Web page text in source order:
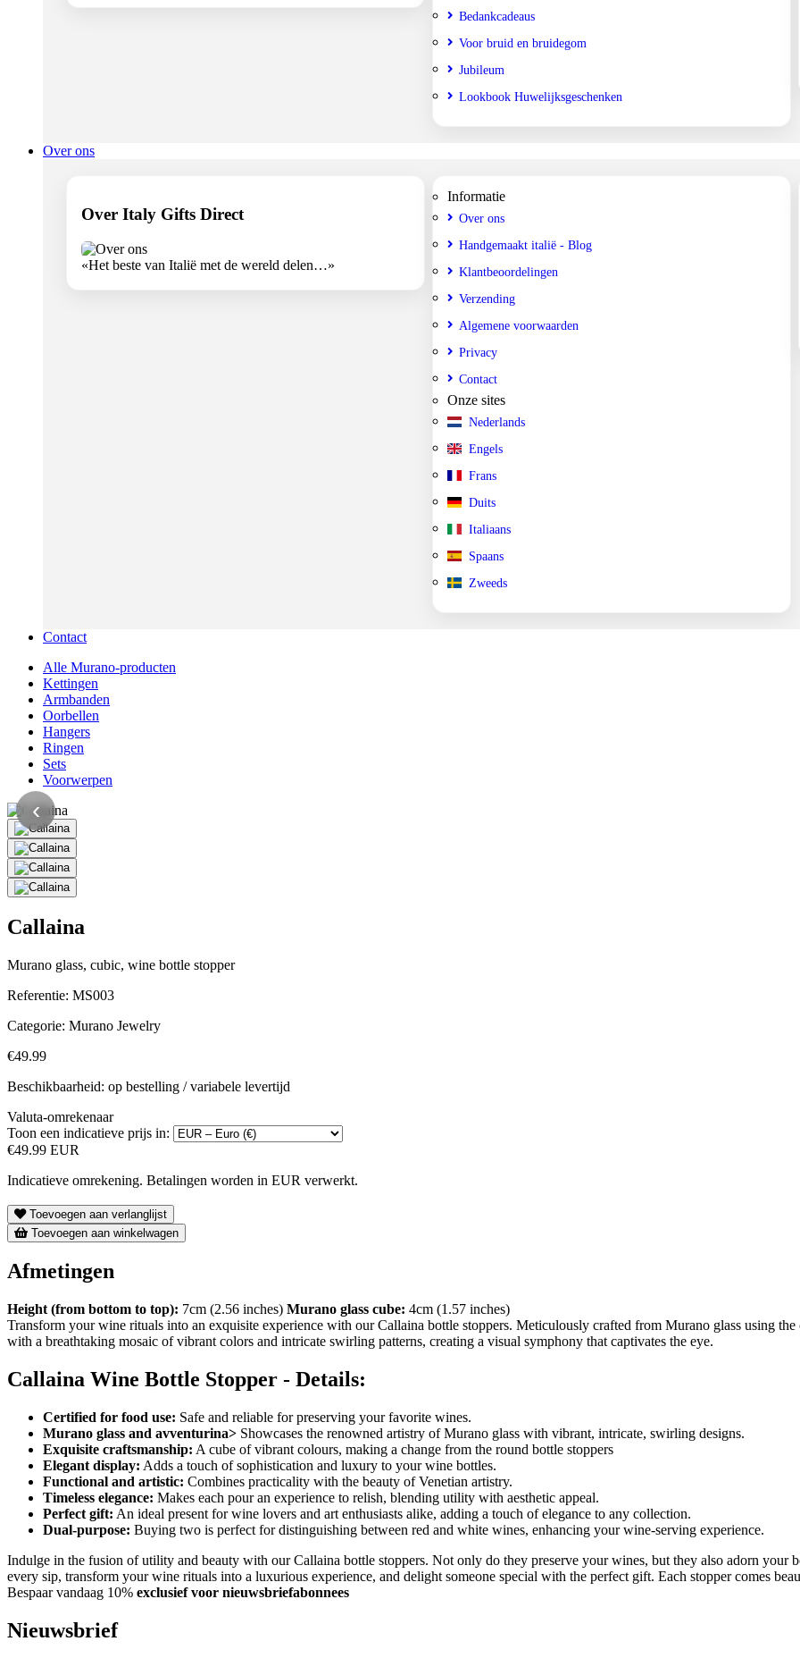
Bedankcadeaus
Voor bruid en bruidegom
Jubileum
Lookbook Huwelijksgeschenken
Over ons
Over Italy Gifts Direct
«Het beste van Italië met de wereld delen…»
Informatie
Over ons
Handgemaakt italië - Blog
Klantbeoordelingen
Verzending
Algemene voorwaarden
Privacy
Contact
Onze sites
Nederlands
Engels
Frans
Duits
Italiaans
Spaans
Zweeds
Contact
Alle Murano-producten
Kettingen
Armbanden
Oorbellen
Hangers
Ringen
Sets
Voorwerpen
‹
Callaina
Murano glass, cubic, wine bottle stopper
Referentie: MS003
Categorie: Murano Jewelry
€49.99
Beschikbaarheid: op bestelling / variabele levertijd
Valuta-omrekenaar
Toon een indicatieve prijs in:
€49.99 EUR
Indicatieve omrekening. Betalingen worden in EUR verwerkt.
Toevoegen aan verlanglijst
Toevoegen aan winkelwagen
Afmetingen
Height (from bottom to top): 7cm (2.56 inches) Murano glass cube: 4cm (1.57 inches)
Transform your wine rituals into an exquisite experience with our Callaina bottle stoppers. Meticulously crafted from Murano glass using
with a breathtaking mosaic of vibrant colors and intricate swirling patterns, creating a visual symphony that captivates the eye.
Callaina Wine Bottle Stopper - Details:
Certified for food use: Safe and reliable for preserving your favorite wines.
Murano glass and avventurina> Showcases the renowned artistry of Murano glass with vibrant, intricate, swirling designs.
Exquisite craftsmanship: A cube of vibrant colours, making a change from the round bottle stoppers
Elegant display: Adds a touch of sophistication and luxury to your wine bottles.
Functional and artistic: Combines practicality with the beauty of Venetian artistry.
Timeless elegance: Makes each pour an experience to relish, blending utility with aesthetic appeal.
Perfect gift: An ideal present for wine lovers and art enthusiasts alike, adding a touch of elegance to any collection.
Dual-purpose: Buying two is perfect for distinguishing between red and white wines, enhancing your wine-serving experience.
Indulge in the fusion of utility and beauty with our Callaina bottle stoppers. Not only do they preserve your wines, but they also adorn your
every sip, transform your wine rituals into a luxurious experience, and delight someone special with the perfect gift. Each stopper comes
Bespaar vandaag 10% exclusief voor nieuwsbriefabonnees
Nieuwsbrief